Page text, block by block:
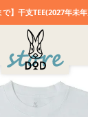
】干支TEE(2027年未